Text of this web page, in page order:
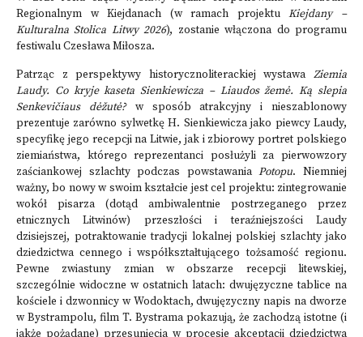
Regionalnym w Kiejdanach (w ramach projektuKiejdany –
Kulturalna Stolica Litwy 2026), zostanie włączona do programu
festiwalu Czesława Miłosza.
Patrząc z perspektywy historycznoliterackiej wystawa Ziemia
Laudy. Co kryje kaseta Sienkiewicza – Liaudos žemė. Ką slepia
Senkevičiaus dėžutė?w sposób atrakcyjny i nieszablonowy
prezentuje zarówno sylwetkę H. Sienkiewicza jako piewcy Laudy,
specyfikę jego recepcji na Litwie, jak i zbiorowy portret polskiego
ziemiaństwa, którego reprezentanci posłużyli za pierwowzory
zaściankowej szlachty podczas powstawaniaPotopu. Niemniej
ważny, bo nowy w swoim kształcie jest cel projektu: zintegrowanie
wokół pisarza (dotąd ambiwalentnie postrzeganego przez
etnicznych Litwinów) przeszłości i teraźniejszości Laudy
dzisiejszej, potraktowanie tradycji lokalnej polskiej szlachty jako
dziedzictwa cennego i współkształtującego tożsamość regionu.
Pewne zwiastuny zmian w obszarze recepcji litewskiej,
szczególnie widoczne w ostatnich latach: dwujęzyczne tablice na
kościele i dzwonnicy w Wodoktach, dwujęzyczny napis na dworze
w Bystrampolu, film T. Bystrama pokazują, że zachodzą istotne (i
jakże pożądane) przesunięcia w procesie akceptacji dziedzictwa